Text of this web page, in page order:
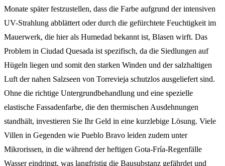
Monate später festzustellen, dass die Farbe aufgrund der intensiven
UV-Strahlung abblättert oder durch die gefürchtete Feuchtigkeit im
Mauerwerk, die hier als Humedad bekannt ist, Blasen wirft. Das
Problem in Ciudad Quesada ist spezifisch, da die Siedlungen auf
Hügeln liegen und somit den starken Winden und der salzhaltigen
Luft der nahen Salzseen von Torrevieja schutzlos ausgeliefert sind.
Ohne die richtige Untergrundbehandlung und eine spezielle
elastische Fassadenfarbe, die den thermischen Ausdehnungen
standhält, investieren Sie Ihr Geld in eine kurzlebige Lösung. Viele
Villen in Gegenden wie Pueblo Bravo leiden zudem unter
Mikrorissen, in die während der heftigen Gota-Fría-Regenfälle
Wasser eindringt, was langfristig die Bausubstanz gefährdet und